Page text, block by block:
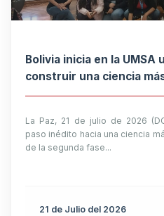
Bolivia inicia en la UMSA
construir una ciencia
La Paz, 21 de julio de 2026
paso inédito hacia una ciencia
de la segunda fase...
21 de Julio del 2026